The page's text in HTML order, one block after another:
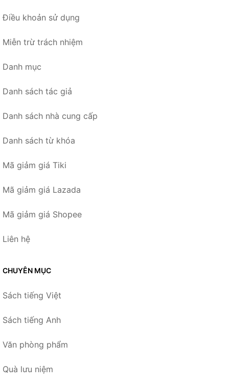
Điều khoản sử dụng
Miễn trừ trách nhiệm
Danh mục
Danh sách tác giả
Danh sách nhà cung cấp
Danh sách từ khóa
Mã giảm giá Tiki
Mã giảm giá Lazada
Mã giảm giá Shopee
Liên hệ
CHUYÊN MỤC
Sách tiếng Việt
Sách tiếng Anh
Văn phòng phẩm
Quà lưu niệm